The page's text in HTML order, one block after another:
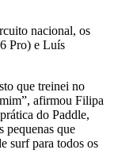
nacional, os
Pro) e Luís
que treinei no
afirmou Filipa
do Paddle,
pequenas que
surf para todos os